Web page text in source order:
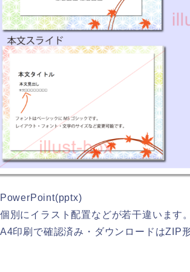
PowerPoint(pptx)
個別にイラスト配置などが若干違います
A4印刷で確認済み・ダウンロードはZIP